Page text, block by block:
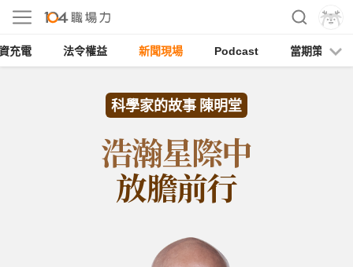
充電 法令權益 新聞現場 Podcast 當期策展
科學家的故事 陳明堂
浩瀚星際中
放膽前行